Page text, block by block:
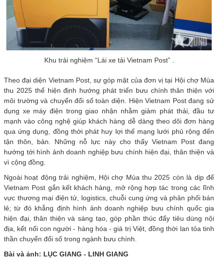
Khu trải nghiệm “Lái xe tải Vietnam Post” .
Theo đại diện Vietnam Post, sự góp mặt của đơn vị tại Hội chợ Mùa
thu 2025 thể hiện định hướng phát triển bưu chính thân thiện với
môi trường và chuyển đổi số toàn diện. Hiện Vietnam Post đang sử
dụng xe máy điện trong giao nhận nhằm giảm phát thải, đầu tư
mạnh vào công nghệ giúp khách hàng dễ dàng theo dõi đơn hàng
qua ứng dụng, đồng thời phát huy lợi thế mạng lưới phủ rộng đến
tận thôn, bản. Những nỗ lực này cho thấy Vietnam Post đang
hướng tới hình ảnh doanh nghiệp bưu chính hiện đại, thân thiện và
vì cộng đồng.
Ngoài hoạt động trải nghiệm, Hội chợ Mùa thu 2025 còn là dịp để
Vietnam Post gắn kết khách hàng, mở rộng hợp tác trong các lĩnh
vực thương mại điện tử, logistics, chuỗi cung ứng và phân phối bán
lẻ; từ đó khẳng định hình ảnh doanh nghiệp bưu chính quốc gia
hiện đại, thân thiện và sáng tạo, góp phần thúc đẩy tiêu dùng nội
địa, kết nối con người - hàng hóa - giá trị Việt, đồng thời lan tỏa tinh
thần chuyển đổi số trong ngành bưu chính.
Bài và ảnh: LỤC GIANG - LINH GIANG